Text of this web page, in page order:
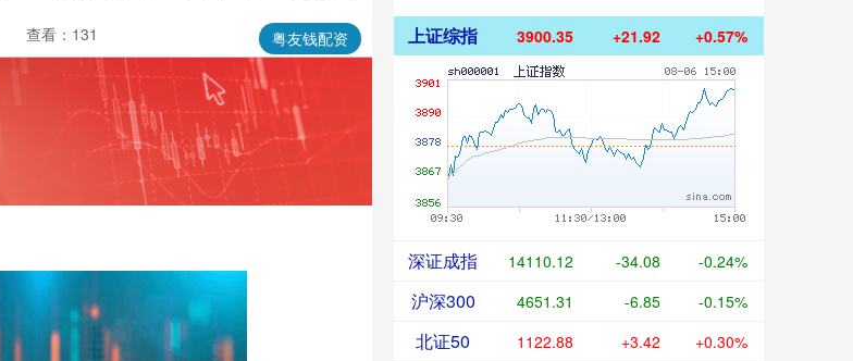
粤友钱配资
查看：131 上证综指 3900.35 +21.92 +0.57%
深证成指 14110.12 -34.08 -0.24%
沪深300 4651.31 -6.85 -0.15%
北证50 1122.88 +3.42 +0.30%